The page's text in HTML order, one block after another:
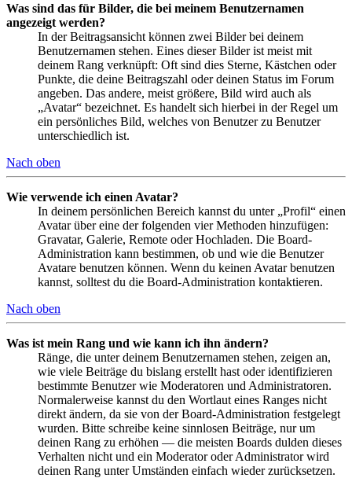
Was sind das für Bilder, die bei meinem Benutzernamen
angezeigt werden?
In der Beitragsansicht können zwei Bilder bei deinem
Benutzernamen stehen. Eines dieser Bilder ist meist mit
deinem Rang verknüpft: Oft sind dies Sterne, Kästchen oder
Punkte, die deine Beitragszahl oder deinen Status im Forum
angeben. Das andere, meist größere, Bild wird auch als
„Avatar“ bezeichnet. Es handelt sich hierbei in der Regel um
ein persönliches Bild, welches von Benutzer zu Benutzer
unterschiedlich ist.
Nach oben
Wie verwende ich einen Avatar?
In deinem persönlichen Bereich kannst du unter „Profil“ einen
Avatar über eine der folgenden vier Methoden hinzufügen:
Gravatar, Galerie, Remote oder Hochladen. Die Board-
Administration kann bestimmen, ob und wie die Benutzer
Avatare benutzen können. Wenn du keinen Avatar benutzen
kannst, solltest du die Board-Administration kontaktieren.
Nach oben
Was ist mein Rang und wie kann ich ihn ändern?
Ränge, die unter deinem Benutzernamen stehen, zeigen an,
wie viele Beiträge du bislang erstellt hast oder identifizieren
bestimmte Benutzer wie Moderatoren und Administratoren.
Normalerweise kannst du den Wortlaut eines Ranges nicht
direkt ändern, da sie von der Board-Administration festgelegt
wurden. Bitte schreibe keine sinnlosen Beiträge, nur um
deinen Rang zu erhöhen — die meisten Boards dulden dieses
Verhalten nicht und ein Moderator oder Administrator wird
deinen Rang unter Umständen einfach wieder zurücksetzen.